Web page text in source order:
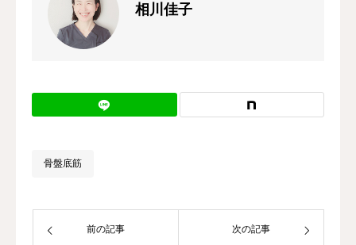
相川佳子
骨盤底筋
前の記事 次の記事